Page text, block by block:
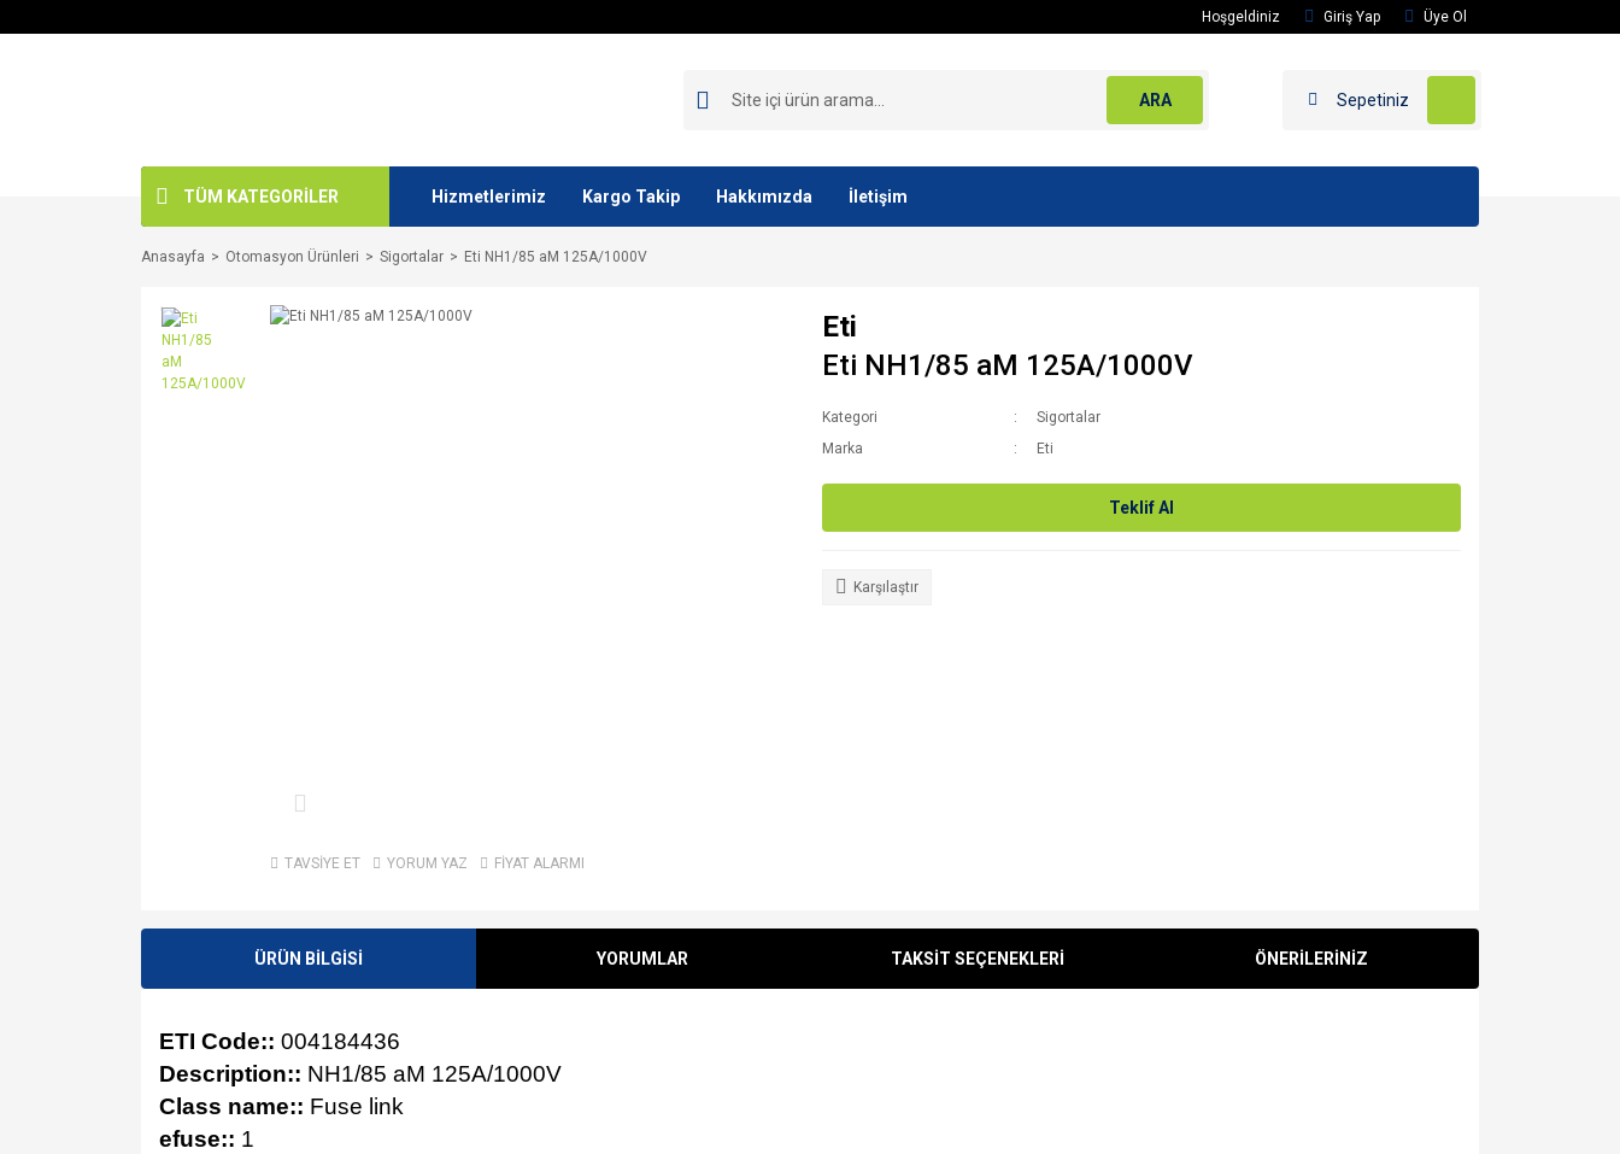
Hoşgeldiniz Giriş Yap Üye Ol
ARA Sepetiniz
TÜM KATEGORİLER Hizmetlerimiz Kargo Takip Hakkımızda İletişim
Anasayfa Otomasyon Ürünleri Sigortalar Eti NH1/85 aM 125A/1000V
TAVSİYE ET YORUM YAZ FİYAT ALARMI
Eti
Eti NH1/85 aM 125A/1000V
Kategori
Sigortalar
Marka
Eti
Teklif Al
Karşılaştır
ÜRÜN BİLGİSİ YORUMLAR TAKSİT SEÇENEKLERİ ÖNERİLERİNİZ
ETI Code:: 004184436
Description:: NH1/85 aM 125A/1000V
Class name:: Fuse link
efuse:: 1